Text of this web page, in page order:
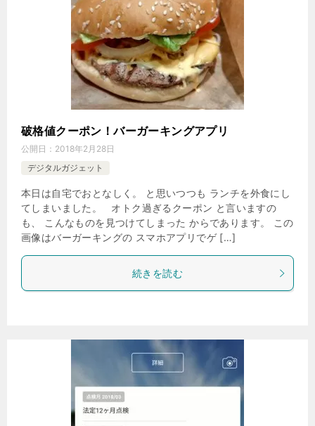
破格値クーポン！バーガーキングアプリ
公開日： 2018年2月28日
デジタルガジェット
本日は自宅でおとなしく。 と思いつつも ランチを外食にし
てしまいました。 オトク過ぎるクーポン と言いますの
も、 こんなものを見つけてしまった からであります。 この
画像はバーガーキングの スマホアプリでゲ […]
続きを読む